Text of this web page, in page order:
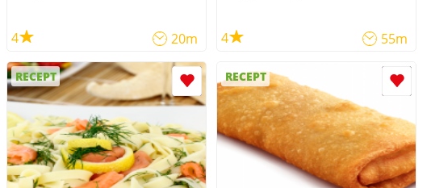
4 20m 4 55m
RECEPT RECEPT